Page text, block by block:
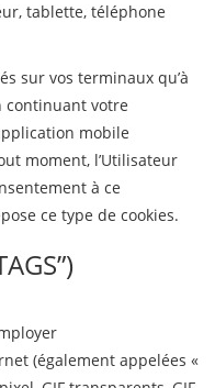
tablette, téléphone
sur vos terminaux qu’à
continuant votre
mobile
moment, l’Utilisateur
à ce
ce type de cookies.
(également appelées «